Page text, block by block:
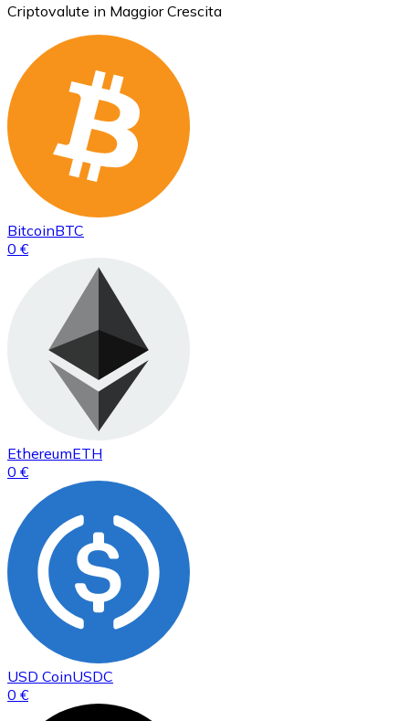
Criptovalute in Maggior Crescita
BitcoinBTC
0 €
EthereumETH
0 €
USD CoinUSDC
0 €